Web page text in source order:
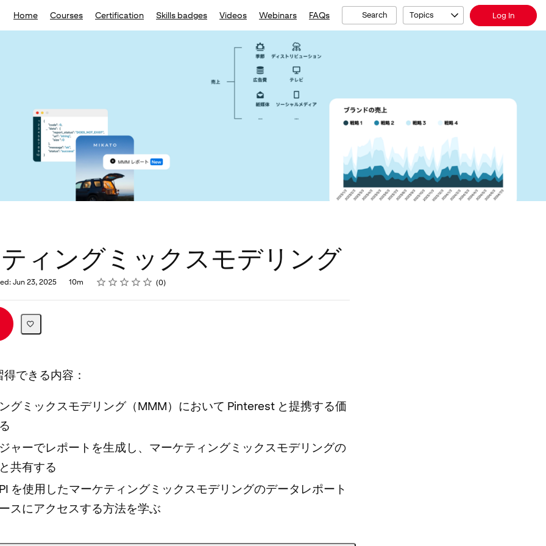
Home Courses Certification Skills badges Videos Webinars FAQs Search Topics Log In
ィングミックスモデリング
Jun 23, 2025 10m Rating
1 star
2 stars
3 stars
4 stars
5 stars 0
できる内容：
グミックスモデリング（MMM）において Pinterest と提携する価
ャーでレポートを生成し、マーケティングミックスモデリングの
共有する
を使用したマーケティングミックスモデリングのデータレポート
スにアクセスする方法を学ぶ